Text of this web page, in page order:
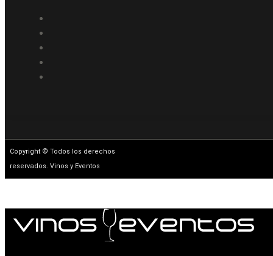
Copyright © Todos los derechos
reservados. Vinos y Eventos